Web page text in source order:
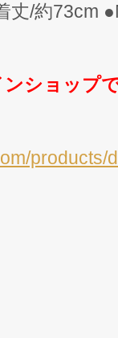
丈/約73cm
ショップ
products/